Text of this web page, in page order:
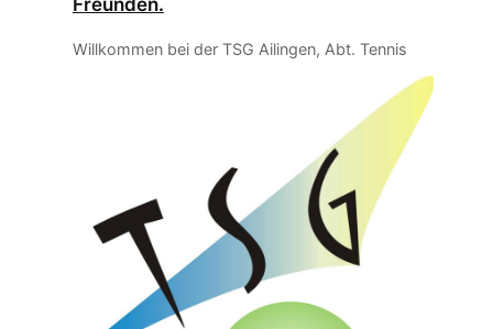
Willkommen bei der TSG Ailingen, Abt. Tennis